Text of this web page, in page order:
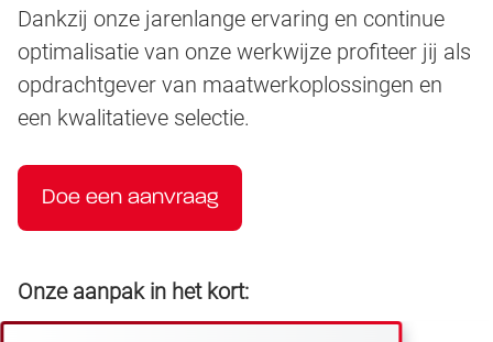
Dankzij onze jarenlange ervaring en continue
optimalisatie van onze werkwijze profiteer jij als
opdrachtgever van maatwerkoplossingen en
een kwalitatieve selectie.
Doe een aanvraag
Onze aanpak in het kort: